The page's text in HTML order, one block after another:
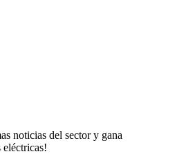
noticias del sector y gana
eléctricas!